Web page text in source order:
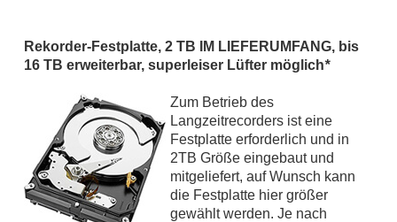
Rekorder-Festplatte, 2 TB IM LIEFERUMFANG, bis
16 TB erweiterbar, superleiser Lüfter möglich*
Zum Betrieb des
Langzeitrecorders ist eine
Festplatte erforderlich und in
2TB Größe eingebaut und
mitgeliefert, auf Wunsch kann
die Festplatte hier größer
gewählt werden. Je nach